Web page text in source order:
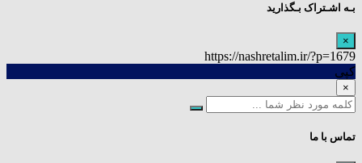
بـه اشـتراک بـگذارید
×
https://nashretalim.ir/?p=1679
کپی
×
تماس با ما